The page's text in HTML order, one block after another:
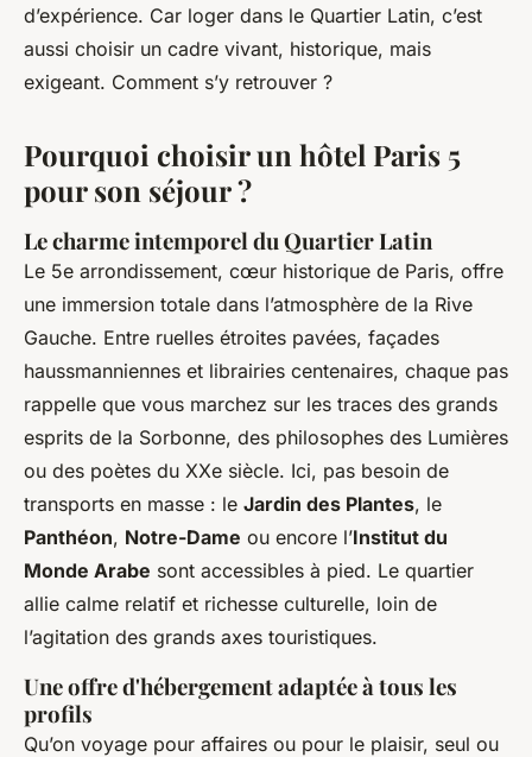
d’expérience. Car loger dans le Quartier Latin, c’est
aussi choisir un cadre vivant, historique, mais
exigeant. Comment s’y retrouver ?
Pourquoi choisir un hôtel Paris 5
pour son séjour ?
Le charme intemporel du Quartier Latin
Le 5e arrondissement, cœur historique de Paris, offre
une immersion totale dans l’atmosphère de la Rive
Gauche. Entre ruelles étroites pavées, façades
haussmanniennes et librairies centenaires, chaque pas
rappelle que vous marchez sur les traces des grands
esprits de la Sorbonne, des philosophes des Lumières
ou des poètes du XXe siècle. Ici, pas besoin de
transports en masse : le Jardin des Plantes, le
Panthéon, Notre-Dame ou encore l’Institut du
Monde Arabe sont accessibles à pied. Le quartier
allie calme relatif et richesse culturelle, loin de
l’agitation des grands axes touristiques.
Une offre d'hébergement adaptée à tous les
profils
Qu’on voyage pour affaires ou pour le plaisir, seul ou